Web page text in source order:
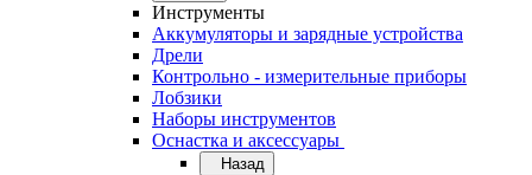
Инструменты
Аккумуляторы и зарядные устройства
Дрели
Контрольно - измерительные приборы
Лобзики
Наборы инструментов
Оснастка и аксессуары
Назад